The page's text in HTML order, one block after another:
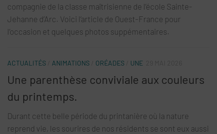
compagnie de la classe maîtrisienne de l’école Sainte-
Jehanne d’Arc. Voici l’article de Ouest-France pour
l’occasion et quelques photos suppémentaires.
ACTUALITÉS ANIMATIONS ORÉADES UNE
Une parenthèse conviviale aux couleurs
du printemps.
Durant cette belle période du printanière où la nature
reprend vie, les sourires de nos résidents se sont eux aussi